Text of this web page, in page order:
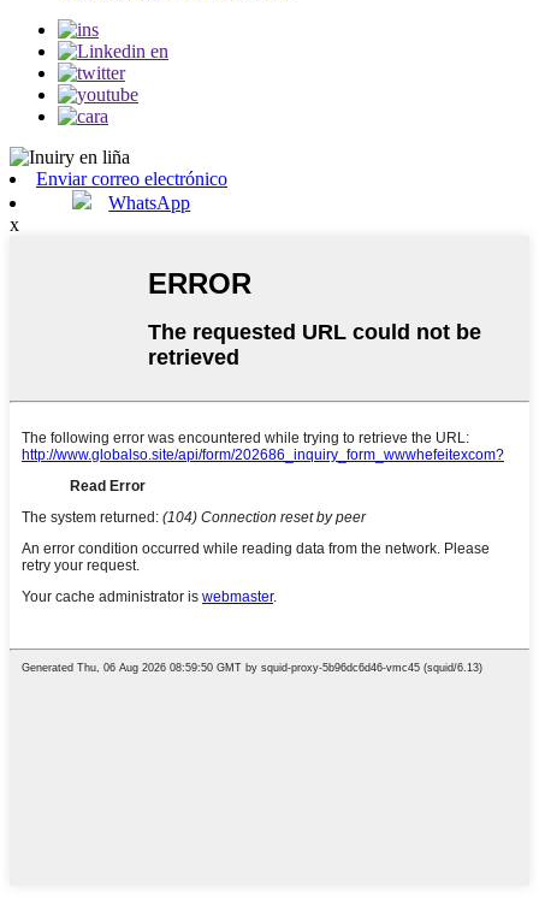
Enviar correo electrónico
WhatsApp
x